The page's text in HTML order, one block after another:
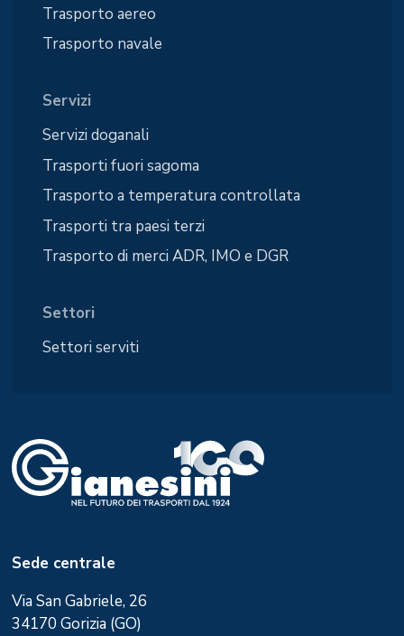
Trasporto aereo
Trasporto navale
Servizi
Servizi doganali
Trasporti fuori sagoma
Trasporto a temperatura controllata
Trasporti tra paesi terzi
Trasporto di merci ADR, IMO e DGR
Settori
Settori serviti
Sede centrale
Via San Gabriele, 26
34170 Gorizia (GO)